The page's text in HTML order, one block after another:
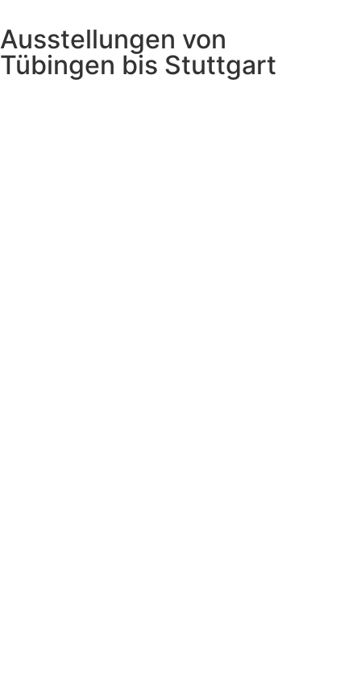
Ausstellungen von
Tübingen bis Stuttgart